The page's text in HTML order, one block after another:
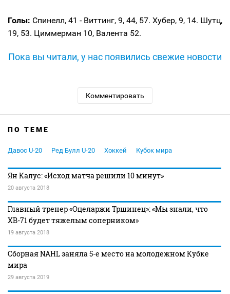
Голы: Спинелл, 41 - Виттинг, 9, 44, 57. Хубер, 9, 14. Шутц,
19, 53. Циммерман 10, Валента 52.
Пока вы читали, у нас появились свежие новости
Комментировать
ПО ТЕМЕ
Давос U-20 Ред Булл U-20 Хоккей Кубок мира
Ян Калус: «Исход матча решили 10 минут»
20 августа 2018
Главный тренер «Оцеларжи Тршинец»: «Мы знали, что
ХВ-71 будет тяжелым соперником»
19 августа 2018
Сборная NAHL заняла 5-е место на молодежном Кубке
мира
29 августа 2019